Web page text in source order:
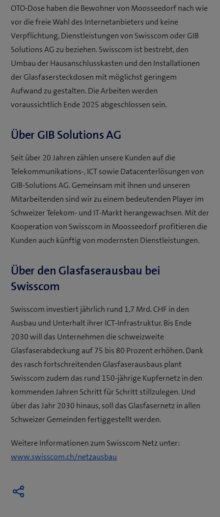
OTO-Dose haben die Bewohner von Moosseedorf nach wie
vor die freie Wahl des Internetanbieters und keine
Verpflichtung, Dienstleistungen von Swisscom oder GIB
Solutions AG zu beziehen. Swisscom ist bestrebt, den
Umbau der Hausanschlusskasten und den Installationen
der Glasfasersteckdosen mit möglichst geringem
Aufwand zu gestalten. Die Arbeiten werden
voraussichtlich Ende 2025 abgeschlossen sein.
Über GIB Solutions AG
Seit über 20 Jahren zählen unsere Kunden auf die
Telekommunikations-, ICT sowie Datacenterlösungen von
GIB-Solutions AG. Gemeinsam mit ihnen und unseren
Mitarbeitenden sind wir zu einem bedeutenden Player im
Schweizer Telekom- und IT-Markt herangewachsen. Mit der
Kooperation von Swisscom in Moosseedorf profitieren die
Kunden auch künftig von modernsten Dienstleistungen.
Über den Glasfaserausbau bei
Swisscom
Swisscom investiert jährlich rund 1,7 Mrd. CHF in den
Ausbau und Unterhalt ihrer ICT-Infrastruktur. Bis Ende
2030 will das Unternehmen die schweizweite
Glasfaserabdeckung auf 75 bis 80 Prozent erhöhen. Dank
des rasch fortschreitenden Glasfaserausbaus plant
Swisscom zudem das rund 150-jährige Kupfernetz in den
kommenden Jahren Schritt für Schritt stillzulegen. Und
über das Jahr 2030 hinaus, soll das Glasfasernetz in allen
Schweizer Gemeinden fertiggestellt werden.
Weitere Informationen zum Swisscom Netz unter:
www.swisscom.ch/netzausbau